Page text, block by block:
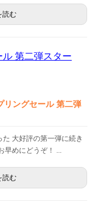
読む
リングセール 第二弾
大好評の第一弾に続き
早めにどうぞ！ ...
読む